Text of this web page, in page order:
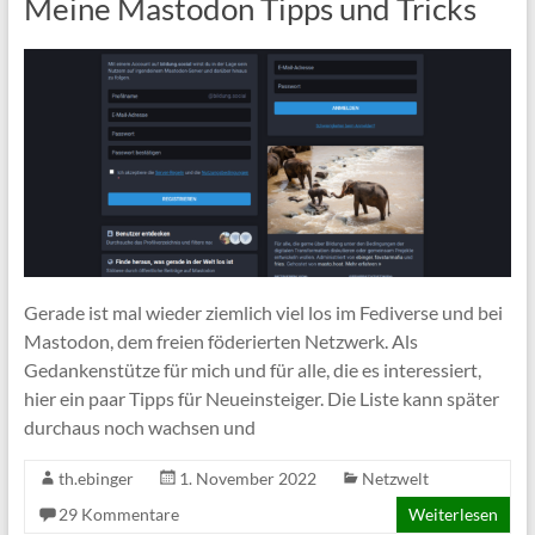
Meine Mastodon Tipps und Tricks
Gerade ist mal wieder ziemlich viel los im Fediverse und bei
Mastodon, dem freien föderierten Netzwerk. Als
Gedankenstütze für mich und für alle, die es interessiert,
hier ein paar Tipps für Neueinsteiger. Die Liste kann später
durchaus noch wachsen und
th.ebinger 1. November 2022
Netzwelt
29 Kommentare
Weiterlesen